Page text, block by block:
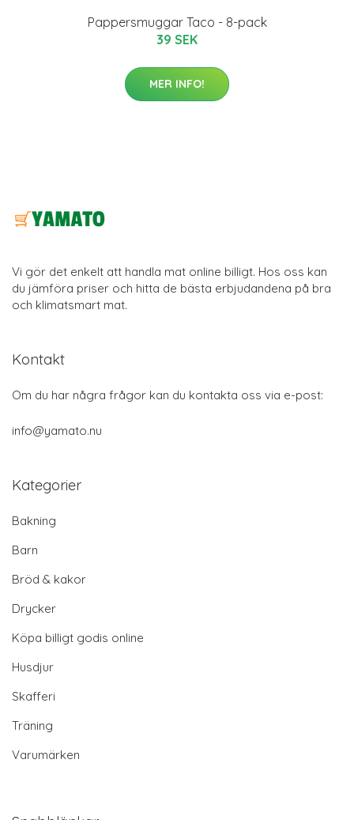
Pappersmuggar Taco - 8-pack
39 SEK
MER INFO!
Vi gör det enkelt att handla mat online billigt. Hos oss kan
du jämföra priser och hitta de bästa erbjudandena på bra
och klimatsmart mat.
Kontakt
Om du har några frågor kan du kontakta oss via e-post:
info@yamato.nu
Kategorier
Bakning
Barn
Bröd & kakor
Drycker
Köpa billigt godis online
Husdjur
Skafferi
Träning
Varumärken